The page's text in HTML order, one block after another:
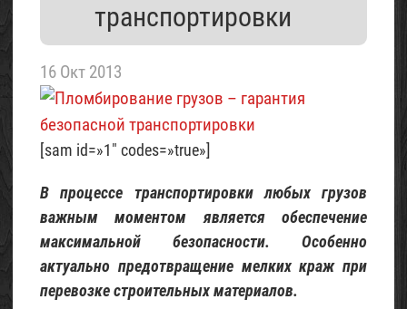
транспортировки
16 Окт 2013
[sam id=»1″ codes=»true»]
В процессе транспортировки любых грузов
важным моментом является обеспечение
максимальной безопасности. Особенно
актуально предотвращение мелких краж при
перевозке строительных материалов.
Проект
летнего
домика
«Шалаш»
(с
фото)
07
2017
Проект
домика
для